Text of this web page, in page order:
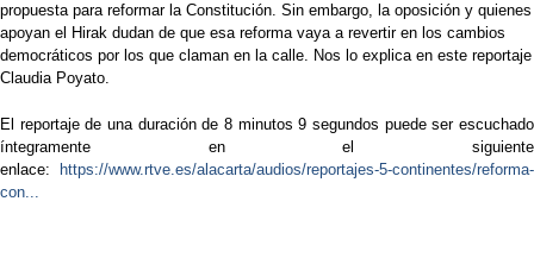
propuesta para reformar la Constitución. Sin embargo, la oposición y quienes
apoyan el Hirak dudan de que esa reforma vaya a revertir en los cambios
democráticos por los que claman en la calle. Nos lo explica en este reportaje
Claudia Poyato.
El reportaje de una duración de 8 minutos 9 segundos puede ser escuchado
íntegramente en el siguiente
enlace: https://www.rtve.es/alacarta/audios/reportajes-5-continentes/reforma-
con...